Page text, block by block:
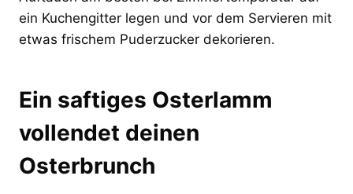
ein Kuchengitter legen und vor dem Servieren mit
etwas frischem Puderzucker dekorieren.
Ein saftiges Osterlamm
vollendet deinen
Osterbrunch